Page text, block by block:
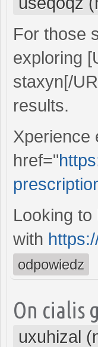
For those
exploring
staxyn[/
results.
Xperience
href="
Looking
with
odpowiedz
On cialis
uxuhizal